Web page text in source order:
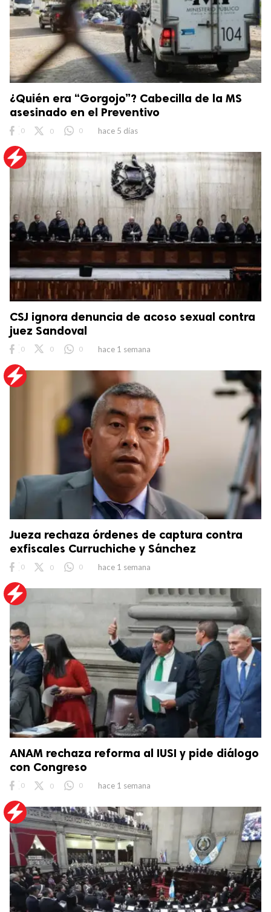
¿Quién era “Gorgojo”? Cabecilla de la MS
asesinado en el Preventivo
0 0 0 hace 5 días
CSJ ignora denuncia de acoso sexual contra
juez Sandoval
0 0 0 hace 1 semana
Jueza rechaza órdenes de captura contra
exfiscales Curruchiche y Sánchez
0 0 0 hace 1 semana
ANAM rechaza reforma al IUSI y pide diálogo
con Congreso
0 0 0 hace 1 semana